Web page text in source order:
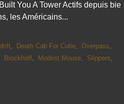
You A Tower Actifs depuis bie
les Américains...
, Death Cab For Cutie, Overpass,
Brockhoff, Modest Mouse, Slippers,